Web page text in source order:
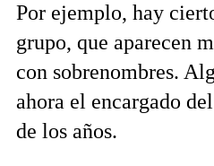
Por ejemplo, hay
grupo, que aparecen
con sobrenombres.
ahora el encargado
de los años.